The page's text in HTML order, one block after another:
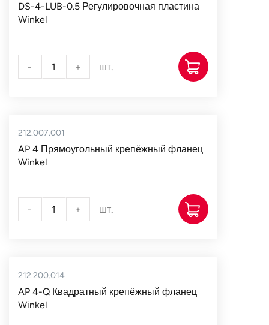
DS-4-LUB-0.5 Регулировочная пластина
Winkel
- + шт.
212.007.001
AP 4 Прямоугольный крепёжный фланец
Winkel
- + шт.
212.200.014
AP 4-Q Квадратный крепёжный фланец
Winkel